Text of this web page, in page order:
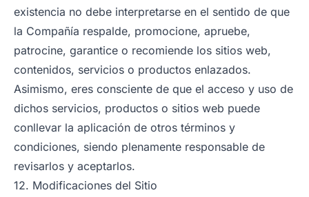
existencia no debe interpretarse en el sentido de que
la Compañía respalde, promocione, apruebe,
patrocine, garantice o recomiende los sitios web,
contenidos, servicios o productos enlazados.
Asimismo, eres consciente de que el acceso y uso de
dichos servicios, productos o sitios web puede
conllevar la aplicación de otros términos y
condiciones, siendo plenamente responsable de
revisarlos y aceptarlos.
12. Modificaciones del Sitio